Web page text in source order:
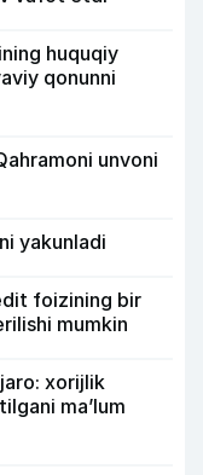
huquqiy
qonunni
unvoni
yakunladi
foizining bir
mumkin
xorijlik
ma’lum